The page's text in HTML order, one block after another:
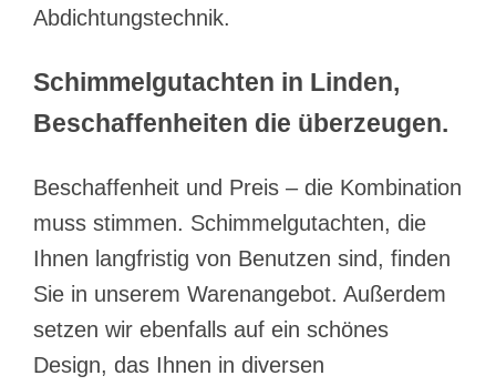
Abdichtungstechnik.
Schimmelgutachten in Linden,
Beschaffenheiten die überzeugen.
Beschaffenheit und Preis – die Kombination
muss stimmen. Schimmelgutachten, die
Ihnen langfristig von Benutzen sind, finden
Sie in unserem Warenangebot. Außerdem
setzen wir ebenfalls auf ein schönes
Design, das Ihnen in diversen